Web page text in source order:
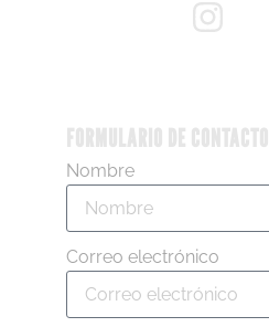
FORMULARIO DE CONTACTO
Nombre
Correo electrónico